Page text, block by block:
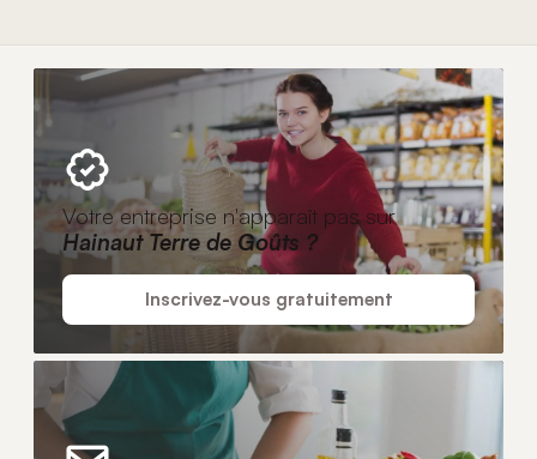
Votre entreprise n'apparaît pas sur
Hainaut Terre de Goûts ?
Inscrivez-vous gratuitement